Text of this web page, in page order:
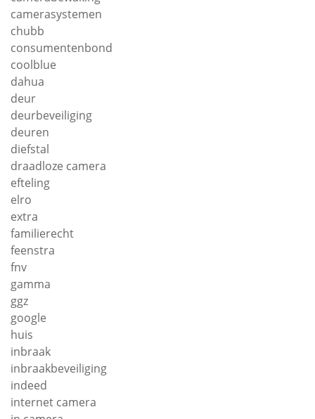
camerasystemen
chubb
consumentenbond
coolblue
dahua
deur
deurbeveiliging
deuren
diefstal
draadloze camera
efteling
elro
extra
familierecht
feenstra
fnv
gamma
ggz
google
huis
inbraak
inbraakbeveiliging
indeed
internet camera